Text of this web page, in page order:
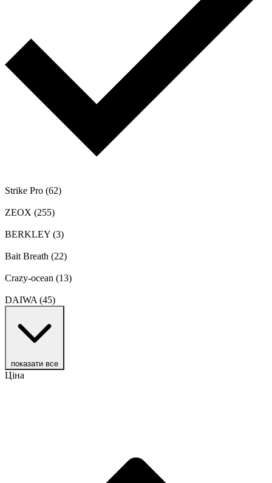
Strike Pro (62)
ZEOX (255)
BERKLEY (3)
Bait Breath (22)
Crazy-ocean (13)
DAIWA (45)
показати все
Ціна